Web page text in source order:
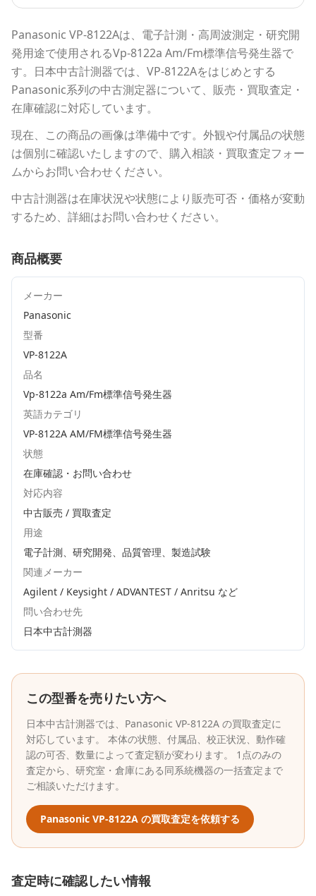
Panasonic VP-8122Aは、電子計測・高周波測定・研究開
発用途で使用されるVp-8122a Am/Fm標準信号発生器で
す。 日本中古計測器では、 VP-8122Aをはじめとする
Panasonic系列の中古測定器について、販売・買取査定・
在庫確認に対応しています。
現在、この商品の画像は準備中です。外観や付属品の状態
は個別に確認いたしますので、購入相談・買取査定フォー
ムからお問い合わせください。
中古計測器は在庫状況や状態により販売可否・価格が変動
するため、詳細はお問い合わせください。
商品概要
メーカー
Panasonic
型番
VP-8122A
品名
Vp-8122a Am/Fm標準信号発生器
英語カテゴリ
VP-8122A AM/FM標準信号発生器
状態
在庫確認・お問い合わせ
対応内容
中古販売 / 買取査定
用途
電子計測、研究開発、品質管理、製造試験
関連メーカー
Agilent / Keysight / ADVANTEST / Anritsu など
問い合わせ先
日本中古計測器
この型番を売りたい方へ
日本中古計測器では、 Panasonic VP-8122A の買取査定に
対応しています。 本体の状態、付属品、校正状況、動作確
認の可否、数量によって査定額が変わります。 1点のみの
査定から、研究室・倉庫にある同系統機器の一括査定まで
ご相談いただけます。
Panasonic VP-8122A の買取査定を依頼する
査定時に確認したい情報